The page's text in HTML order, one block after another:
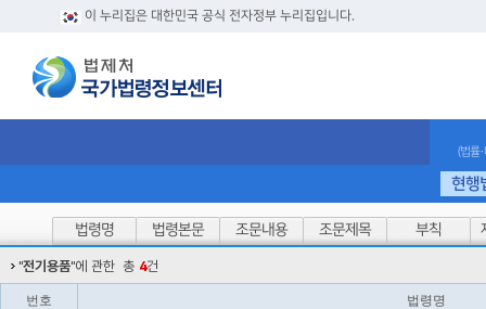
이 누리집은 대한민국 공식 전자정부 누리집입니다.
(법률
현행
법령명 법령본문 조문내용 조문제목 부칙
"전기용품"에 관한 총 4건
번호 법령명